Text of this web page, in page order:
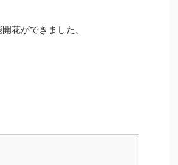
花ができました。